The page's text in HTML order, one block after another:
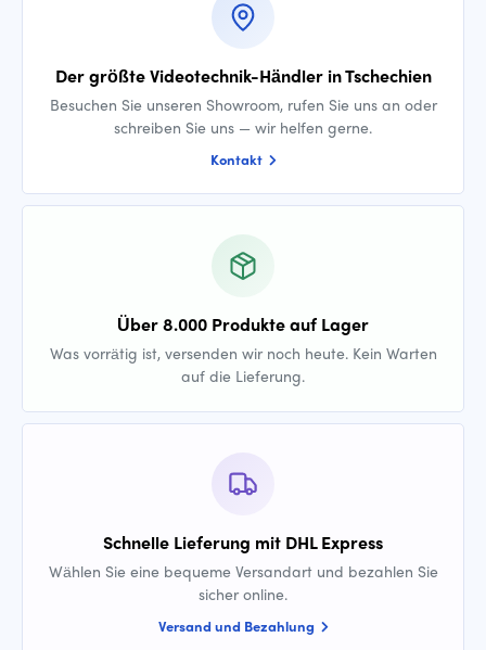
Der größte Videotechnik-Händler in Tschechien
Besuchen Sie unseren Showroom, rufen Sie uns an oder
schreiben Sie uns — wir helfen gerne.
Kontakt
Über 8.000 Produkte auf Lager
Was vorrätig ist, versenden wir noch heute. Kein Warten
auf die Lieferung.
Schnelle Lieferung mit DHL Express
Wählen Sie eine bequeme Versandart und bezahlen Sie
sicher online.
Versand und Bezahlung